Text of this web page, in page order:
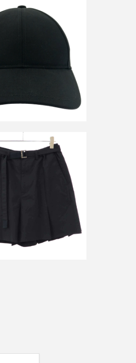
ー 24SS Eug/sacai Tulip
Suiting Shorts ベルテッド
ートパンツ 24-03278M